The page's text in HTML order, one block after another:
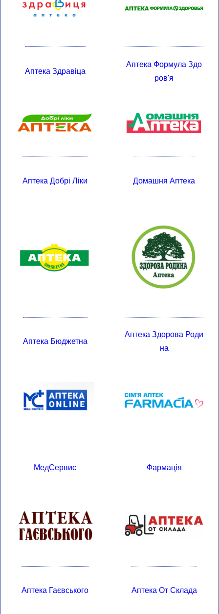
Аптека Здравіца
Аптека Формула Здо
Ров'я
Аптека Добрі Ліки Домашня Аптека
Аптека Бюджетна
Аптека Здорова Роди
На
МедСервис Фармація
Аптека Гаєвського Аптека От Склада